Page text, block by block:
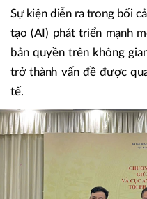
Sự kiện diễn ra trong bối
tạo (AI) phát triển mạnh
bản quyền trên không
trở thành vấn đề được
tế.